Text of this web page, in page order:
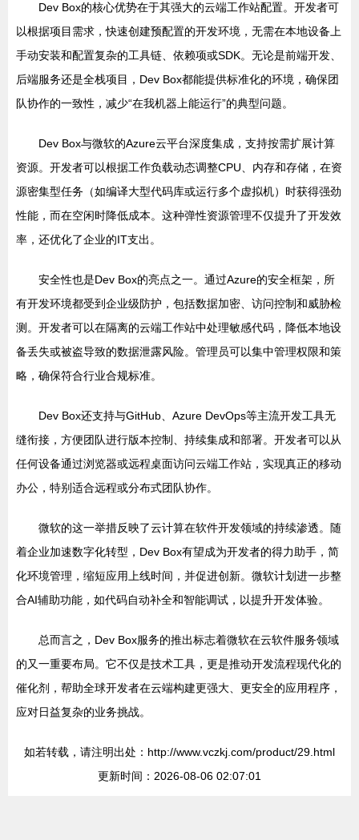
Dev Box的核心优势在于其强大的云端工作站配置。开发者可
以根据项目需求，快速创建预配置的开发环境，无需在本地设备上
手动安装和配置复杂的工具链、依赖项或SDK。无论是前端开发、
后端服务还是全栈项目，Dev Box都能提供标准化的环境，确保团
队协作的一致性，减少“在我机器上能运行”的典型问题。
Dev Box与微软的Azure云平台深度集成，支持按需扩展计算
资源。开发者可以根据工作负载动态调整CPU、内存和存储，在资
源密集型任务（如编译大型代码库或运行多个虚拟机）时获得强劲
性能，而在空闲时降低成本。这种弹性资源管理不仅提升了开发效
率，还优化了企业的IT支出。
安全性也是Dev Box的亮点之一。通过Azure的安全框架，所
有开发环境都受到企业级防护，包括数据加密、访问控制和威胁检
测。开发者可以在隔离的云端工作站中处理敏感代码，降低本地设
备丢失或被盗导致的数据泄露风险。管理员可以集中管理权限和策
略，确保符合行业合规标准。
Dev Box还支持与GitHub、Azure DevOps等主流开发工具无
缝衔接，方便团队进行版本控制、持续集成和部署。开发者可以从
任何设备通过浏览器或远程桌面访问云端工作站，实现真正的移动
办公，特别适合远程或分布式团队协作。
微软的这一举措反映了云计算在软件开发领域的持续渗透。随
着企业加速数字化转型，Dev Box有望成为开发者的得力助手，简
化环境管理，缩短应用上线时间，并促进创新。微软计划进一步整
合AI辅助功能，如代码自动补全和智能调试，以提升开发体验。
总而言之，Dev Box服务的推出标志着微软在云软件服务领域
的又一重要布局。它不仅是技术工具，更是推动开发流程现代化的
催化剂，帮助全球开发者在云端构建更强大、更安全的应用程序，
应对日益复杂的业务挑战。
如若转载，请注明出处：http://www.vczkj.com/product/29.html
更新时间：2026-08-06 02:07:01